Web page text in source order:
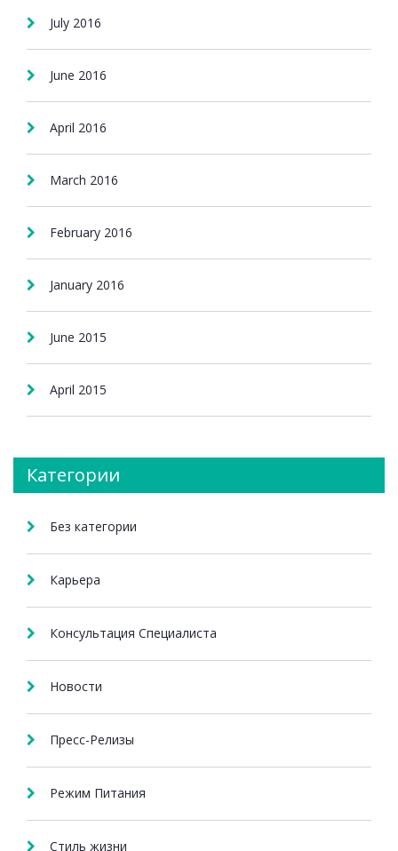
July 2016
June 2016
April 2016
March 2016
February 2016
January 2016
June 2015
April 2015
Категории
Без категории
Карьера
Консультация Специалиста
Новости
Пресс-Релизы
Режим Питания
Стиль жизни